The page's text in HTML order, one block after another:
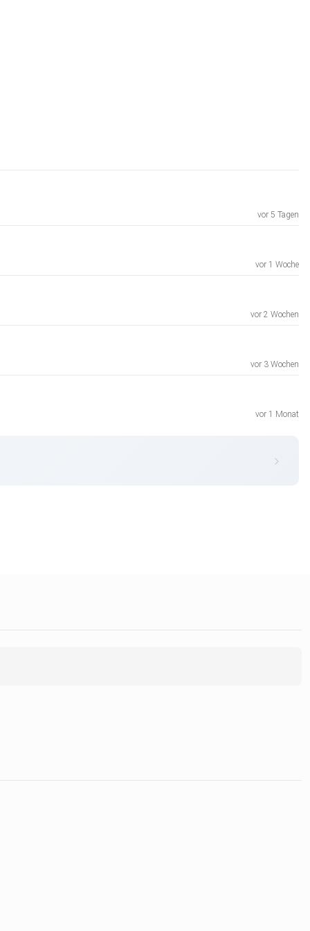
vor 5 Tagen
vor 1 Woche
vor 2 Wochen
vor 3 Wochen
vor 1 Monat